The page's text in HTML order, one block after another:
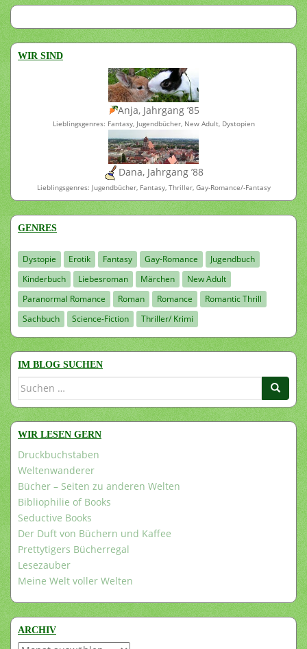
WIR SIND
Anja, Jahrgang ’85
Lieblingsgenres: Fantasy, Jugendbücher, New Adult, Dystopien
Dana, Jahrgang ’88
Lieblingsgenres: Jugendbücher, Fantasy, Thriller, Gay-Romance/-Fantasy
GENRES
Dystopie Erotik Fantasy Gay-Romance
Jugendbuch
Kinderbuch
Liebesroman Märchen
New Adult
Paranormal Romance
Roman Romance
Romantic Thrill
Sachbuch
Science-Fiction Thriller/ Krimi
IM BLOG SUCHEN
Suchen
WIR LESEN GERN
Druckbuchstaben
Weltenwanderer
Bücher – Seiten zu anderen Welten
Bibliophilie of Books
Seductive Books
Der Duft von Büchern und Kaffee
Prettytigers Bücherregal
Lesezauber
Meine Welt voller Welten
ARCHIV